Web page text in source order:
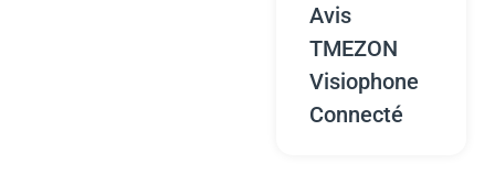
Avis
TMEZON
Visiophone
Connecté